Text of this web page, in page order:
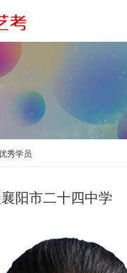
秀学员
阳市二十四中学